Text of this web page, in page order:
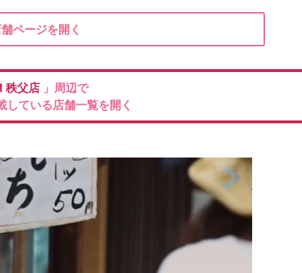
ページを開く
秩父店 」周辺で
している店舗一覧を開く